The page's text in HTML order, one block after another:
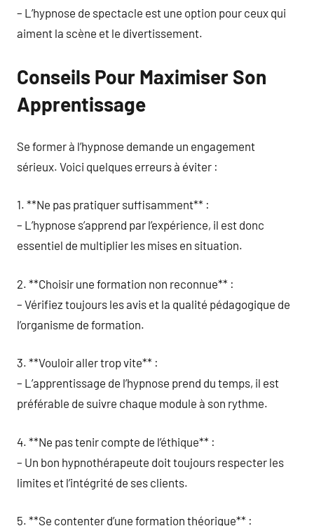
– L’hypnose de spectacle est une option pour ceux qui
aiment la scène et le divertissement.
Conseils Pour Maximiser Son
Apprentissage
Se former à l’hypnose demande un engagement
sérieux. Voici quelques erreurs à éviter :
1. **Ne pas pratiquer suffisamment** :
– L’hypnose s’apprend par l’expérience, il est donc
essentiel de multiplier les mises en situation.
2. **Choisir une formation non reconnue** :
– Vérifiez toujours les avis et la qualité pédagogique de
l’organisme de formation.
3. **Vouloir aller trop vite** :
– L’apprentissage de l’hypnose prend du temps, il est
préférable de suivre chaque module à son rythme.
4. **Ne pas tenir compte de l’éthique** :
– Un bon hypnothérapeute doit toujours respecter les
limites et l’intégrité de ses clients.
5. **Se contenter d’une formation théorique** :